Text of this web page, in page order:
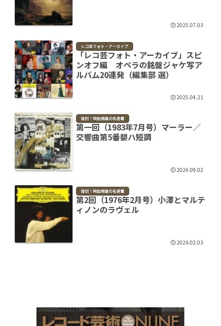
2025.07.03
レコ芸フォト・アーカイブ
「レコ芸フォト・アーカイブ」スピ
ンオフ編 オペラの銘盤ジャケ写ア
ルバム20連発（編集部 選）
2025.04.21
復刻！柴田南雄の名連載
第一回（1983年7月号）マーラー／
交響曲第5番嬰ハ短調
2024.09.02
復刻！柴田南雄の名連載
第2回（1976年2月号）小澤とマルテ
ィノンのラヴェル
2026.02.03